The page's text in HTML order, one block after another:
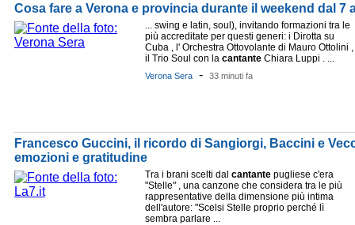
Cosa fare a Verona e provincia durante il weekend dal 7
... swing e latin, soul), invitando formazioni tra le
più accreditate per questi generi: i Dirotta su
Cuba , l' Orchestra Ottovolante di Mauro Ottolini ,
il Trio Soul con la cantante Chiara Luppi . ...
Verona Sera - 33 minuti fa
Francesco Guccini, il ricordo di Sangiorgi, Baccini e
emozioni e gratitudine
Tra i brani scelti dal cantante pugliese c'era
"Stelle" , una canzone che considera tra le più
rappresentative della dimensione più intima
dell'autore: "Scelsi Stelle proprio perché lì
sembra parlare ...